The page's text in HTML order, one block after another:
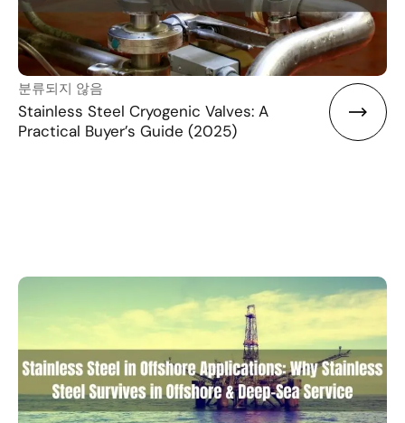
분류되지 않음
Stainless Steel Cryogenic Valves: A
Practical Buyer’s Guide (2025)